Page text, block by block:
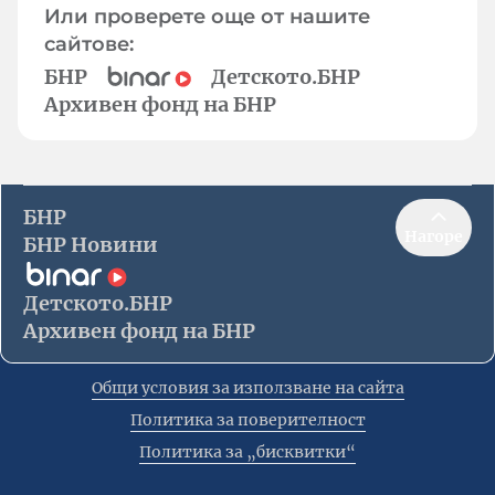
Или проверете още от нашите
сайтове:
БНР
Детското.БНР
Архивен фонд на БНР
БНР
БНР Новини
Детското.БНР
Архивен фонд на БНР
Общи условия за използване на сайта
Политика за поверителност
Политика за „бисквитки“